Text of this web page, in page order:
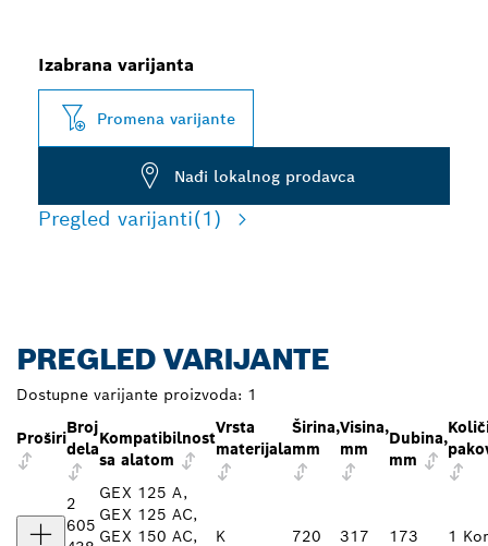
Izabrana varijanta
Promena varijante
Nađi lokalnog prodavca
Pregled varijanti(1)
PREGLED VARIJANTE
Dostupne varijante proizvoda: 1
Proširi
Broj
dela
Kompatibilnost
sa alatom
Vrsta
materijala
Širina,
mm
Visina,
mm
Dubina,
mm
2
605
GEX 125 A,
GEX 125 AC,
GEX 150 AC,
K 720 317 173 1